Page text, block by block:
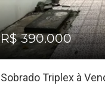
R$ 390.000
Sobrado Triplex à